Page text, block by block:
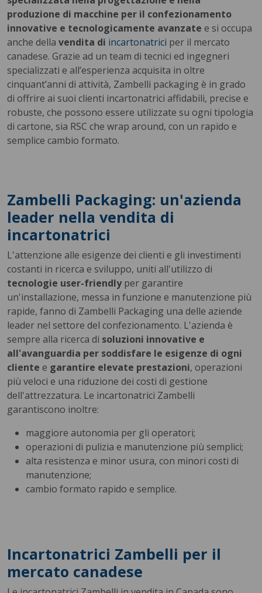
produzione di macchine per il confezionamento
innovative e tecnologicamente avanzate e si occupa
anche della vendita di incartonatrici per il mercato
canadese. Grazie ad un team di tecnici ed ingegneri
specializzati e all’esperienza acquisita in oltre
cinquant’anni di attività, Zambelli packaging è in grado
di offrire ai suoi clienti incartonatrici affidabili, precise e
robuste, che possono essere utilizzate su ogni tipologia
di cartone, sia RSC che wrap around, con un rapido e
semplice cambio formato.
Zambelli Packaging: un'azienda
leader nella vendita di
incartonatrici
L'attenzione alle esigenze dei clienti e gli investimenti
costanti in ricerca e sviluppo, uniti all'utilizzo di
tecnologie user-friendlyper garantire
un'installazione, messa in funzione e manutenzione più
rapide, fanno di Zambelli Packaging una delle aziende
leader nel settore del confezionamento. L'azienda è
sempre alla ricerca di soluzioni innovative e
all'avanguardia per soddisfare le esigenze di ogni
cliente e garantire elevate prestazioni, operazioni
più veloci e una riduzione dei costi di gestione
dell'attrezzatura. Le incartonatrici Zambelli
garantiscono inoltre:
maggiore autonomia per gli operatori;
operazioni di pulizia e manutenzione più semplici;
alta resistenza e minor usura, con minori costi di
manutenzione;
cambio formato rapido e semplice.
Incartonatrici Zambelli per il
mercato canadese